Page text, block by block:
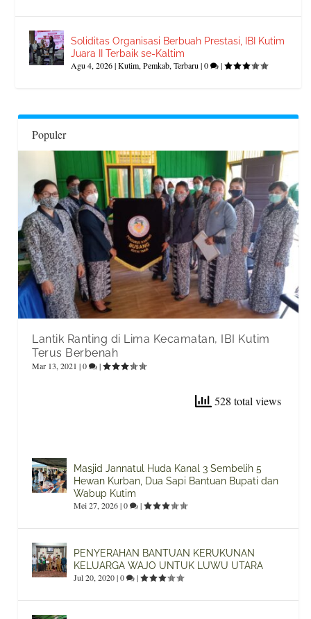
Soliditas Organisasi Berbuah Prestasi, IBI Kutim
Juara II Terbaik se-Kaltim
Agu 4, 2026|Kutim,Pemkab,Terbaru |0 |
Populer
Lantik Ranting di Lima Kecamatan, IBI Kutim
Terus Berbenah
Mar 13, 2021 |0 |
528 total views
Masjid Jannatul Huda Kanal 3 Sembelih 5
Hewan Kurban, Dua Sapi Bantuan Bupati dan
Wabup Kutim
Mei 27, 2026|0 |
PENYERAHAN BANTUAN KERUKUNAN
KELUARGA WAJO UNTUK LUWU UTARA
Jul 20, 2020|0 |